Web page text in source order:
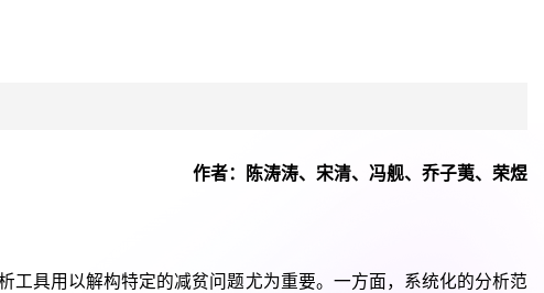
作者：陈涛涛、宋清、冯舰、乔子荑、荣煜
工具用以解构特定的减贫问题尤为重要。一方面，系统化的分析范